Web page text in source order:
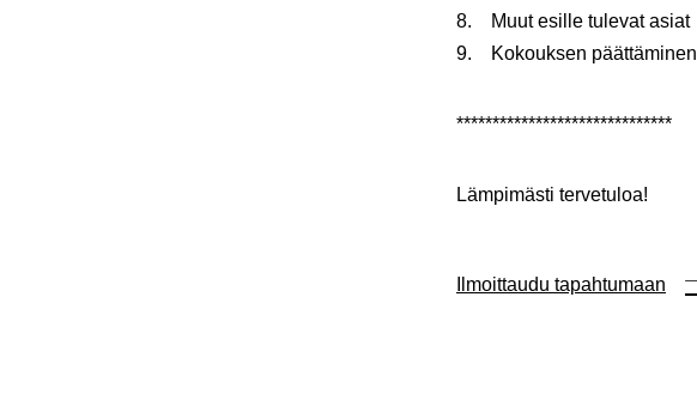
8. Muut esille tulevat asiat
9. Kokouksen päättäminen
******************************
Lämpimästi tervetuloa!
Ilmoittaudu tapahtumaan